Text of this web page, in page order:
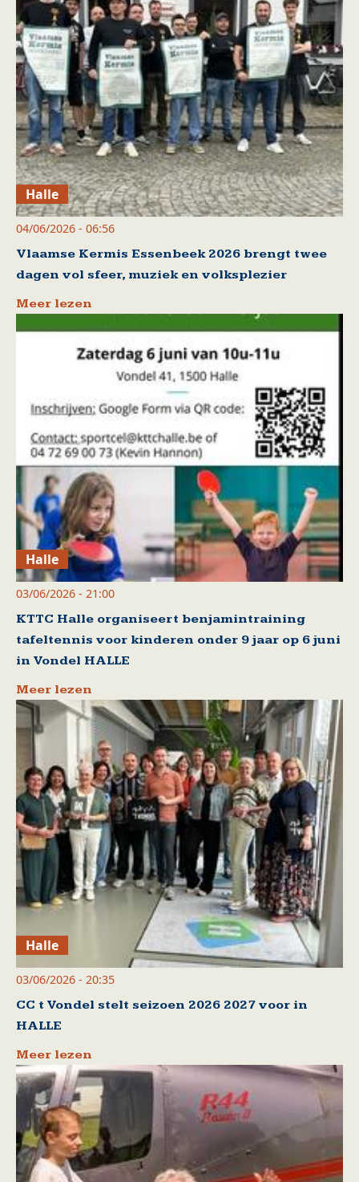
Halle
04/06/2026 - 06:56
Vlaamse Kermis Essenbeek 2026 brengt twee
dagen vol sfeer, muziek en volksplezier
Meer lezen
Halle
03/06/2026 - 21:00
KTTC Halle organiseert benjamintraining
tafeltennis voor kinderen onder 9 jaar op 6 juni
in Vondel HALLE
Meer lezen
Halle
03/06/2026 - 20:35
CC t Vondel stelt seizoen 2026 2027 voor in
HALLE
Meer lezen